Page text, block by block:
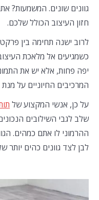
גוונים שונים. המשמעות?
חזון העיצוב הכולל שלכם.
לרוב ישנה תחימה בין
כשמגיעים אל מלאכת
יפה פחות, אלא יש את
המרכיבים החיוניים על
על כן, אנשי המקצוע של
שלב לגבי השילובים
ההרמוני לו אתם כמהים.
לבן לצד גוונים כהים יותר